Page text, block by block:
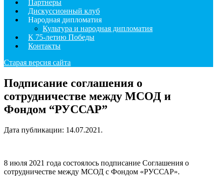
Партнеры
Дискуссионный клуб
Народная дипломатия
Культура и народная дипломатия
К 75-летию Победы
Контакты
Старая версия сайта
Подписание соглашения о
сотрудничестве между МСОД и
Фондом “РУССАР”
Дата публикации: 14.07.2021 .
8 июля 2021 года состоялось подписание Соглашения о
сотрудничестве между МСОД с Фондом «РУССАР».